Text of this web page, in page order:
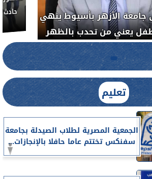
الأزهر بأسيوط ينهي
يعني من تحدب بالظهر
تعليم
الجمعية المصرية لطلاب الصيدلة بجامعة
سفنكس تختتم عاما حافلا بالإنجازات...